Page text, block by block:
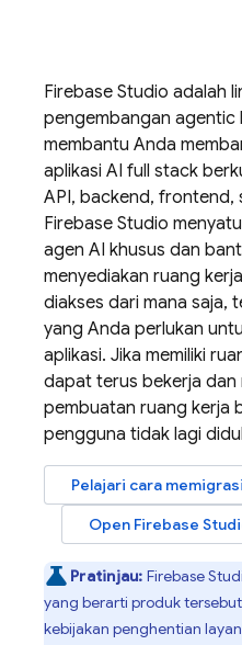
Firebase Studio adalah
pengembangan agentic
membantu Anda
aplikasi AI full stack
API, backend, frontend,
Firebase Studio
agen AI khusus dan
menyediakan ruang
diakses dari mana saja,
yang Anda perlukan
aplikasi. Jika memiliki
dapat terus bekerja dan
pembuatan ruang kerja
pengguna tidak lagi
Pelajari cara
Open Firebase
Pratinjau: Firebase
yang berarti produk
kebijakan penghentian